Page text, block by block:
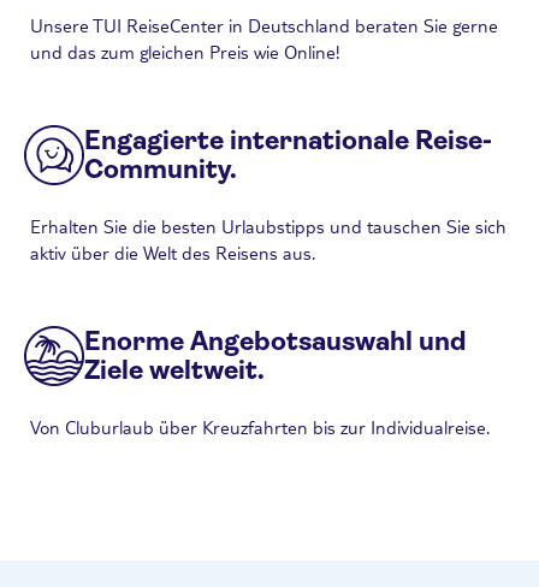
Unsere TUI ReiseCenter in Deutschland beraten Sie gerne
und das zum gleichen Preis wie Online!
Engagierte internationale Reise-
Community.
Erhalten Sie die besten Urlaubstipps und tauschen Sie sich
aktiv über die Welt des Reisens aus.
Enorme Angebotsauswahl und
Ziele weltweit.
Von Cluburlaub über Kreuzfahrten bis zur Individualreise.